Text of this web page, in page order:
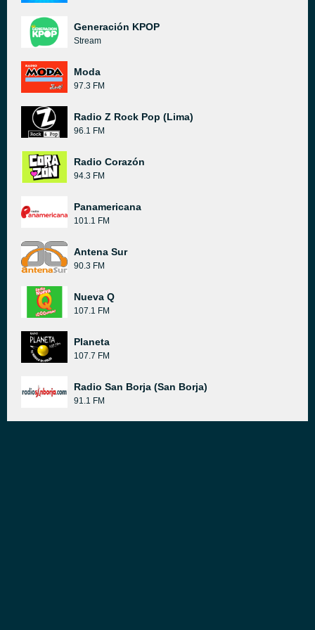
Generación KPOP
Stream
Moda
97.3 FM
Radio Z Rock Pop (Lima)
96.1 FM
Radio Corazón
94.3 FM
Panamericana
101.1 FM
Antena Sur
90.3 FM
Nueva Q
107.1 FM
Planeta
107.7 FM
Radio San Borja (San Borja)
91.1 FM